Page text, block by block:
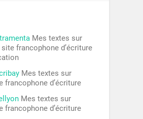
Mes textes sur
francophone d’écriture
Mes textes sur
francophone d’écriture
Mes textes sur
francophone d’écriture